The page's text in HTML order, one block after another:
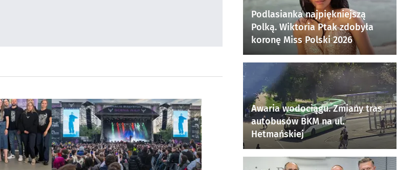
Podlasianka najpiękniejszą
Polką. Wiktoria Ptak zdobyła
koronę Miss Polski 2026
Awaria wodociągu. Zmiany tras
autobusów BKM na ul.
Hetmańskiej